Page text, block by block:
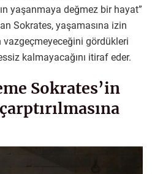
yaşanmaya değmez bir hayat”
Sokrates, yaşamasına izin
gördükleri
kalmayacağını itiraf eder.
Sokrates’in